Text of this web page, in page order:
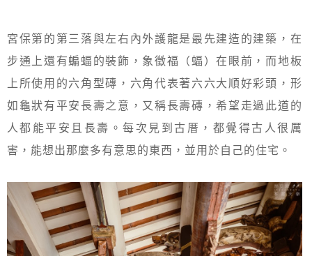
宮保第的第三落與左右內外護龍是最先建造的建築，在
步通上還有蝙蝠的裝飾，象徵福（蝠）在眼前，而地板
上所使用的六角型磚，六角代表著六六大順好彩頭，形
如龜狀有平安長壽之意，又稱長壽磚，希望走過此道的
人都能平安且長壽。每次見到古厝，都覺得古人很厲
害，能想出那麼多有意思的東西，並用於自己的住宅。